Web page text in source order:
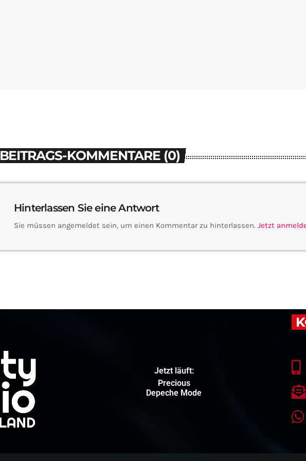
BEITRAGS-KOMMENTARE (0)
Hinterlassen Sie eine Antwort
Sie müssen angemeldet sein, um einen Kommentar zu hinterlassen. Jetzt
Jetzt läuft:
Precious
Depeche Mode